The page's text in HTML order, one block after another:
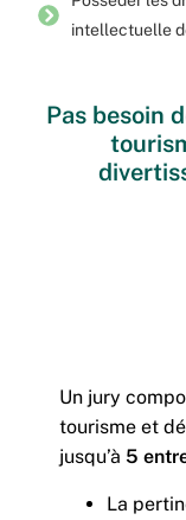
intellectuelle
Pas besoin
Un jury
tourisme et
jusqu’à 5
La